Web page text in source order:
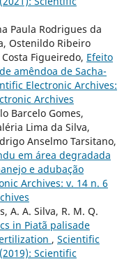
Paula Rodrigues da
Ostenildo Ribeiro
Figueiredo, Efeito
amêndoa de Sacha-
Electronic Archives:
Archives
Barcelo Gomes,
Lima da Silva,
Anselmo Tarsitano,
em área degradada
e adubação
Archives: v. 14 n. 6
A. A. Silva, R. M. Q.
in Piatã palisade
, Scientific
Scientific